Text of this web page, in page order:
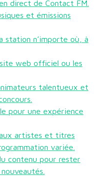
direct de Contact FM.
et émissions
station n’importe où, à
web officiel ou les
talentueux et
pour une expérience
artistes et titres
variée.
contenu pour rester